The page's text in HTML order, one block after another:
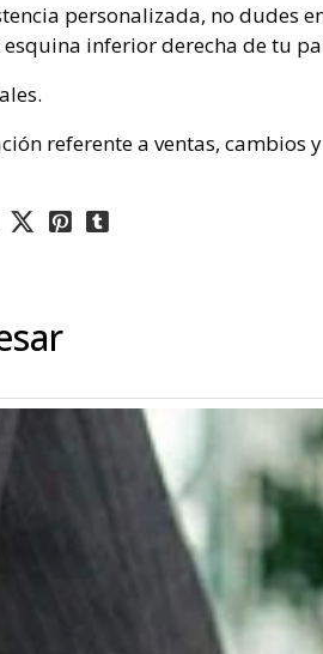
personalizada, no dudes
inferior derecha de tu
referente a ventas, cambios